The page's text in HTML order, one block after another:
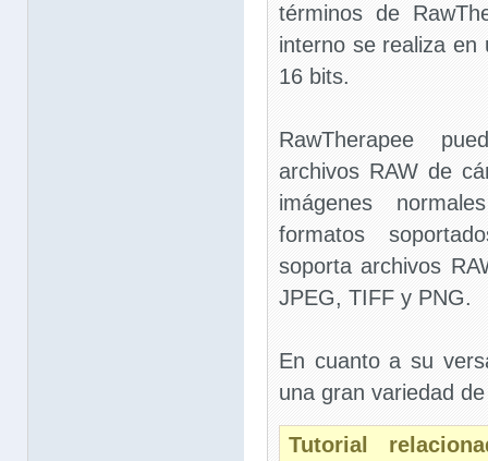
términos de
interno se realiza en
16 bits.
RawTherapee
archivos RAW de
imágenes
formatos
soporta archivos
JPEG, TIFF y PNG.
En cuanto a su
una gran variedad
Tutorial